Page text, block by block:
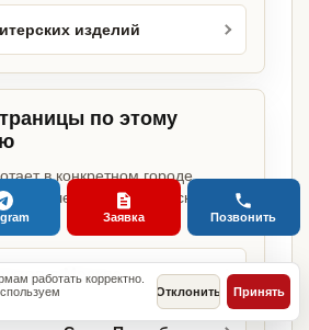
изделий
по этому
в конкретном городе,
релевантную городскую
в Москве
работать корректно.
Отклонить Принять
Заявка Позвонить